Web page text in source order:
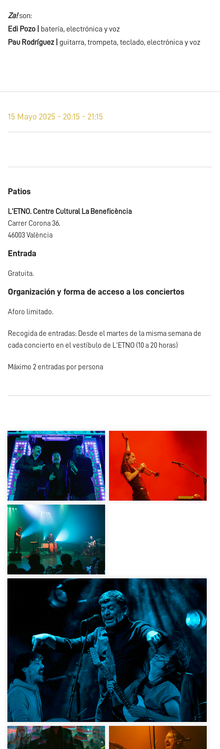
Za!son:
Edi Pozo |
batería, electrónica y voz
Pau Rodríguez | guitarra, trompeta, teclado, electrónica y voz
15 Mayo 2025 - 20:15 - 21:15
Patios
L'ETNO. Centre Cultural La Beneficència
Carrer Corona 36,
46003 València
Entrada
Gratuita.
Organización y forma de acceso a los conciertos
Aforo limitado.
Recogida de entradas: Desde el martes de la misma semana de
cada concierto en el vestíbulo de L'ETNO (10 a 20 horas)
Máximo 2 entradas por persona